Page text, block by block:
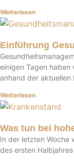
Weiterlesen
Einführung
einigen Tagen haben
anhand der aktuellen
Weiterlesen
Was tun bei
In der letzten Woche
des ersten